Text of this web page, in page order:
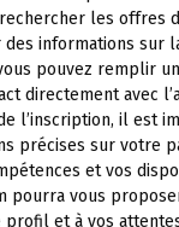
les offres
informations sur
pouvez remplir
directement avec
l’inscription, il est
précises sur votre
et vos
pourra vous
et à vos